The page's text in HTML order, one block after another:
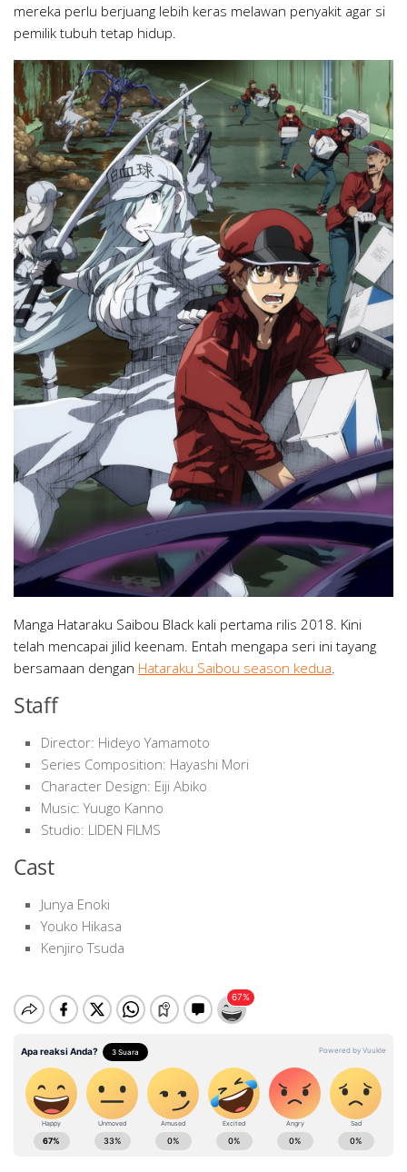
mereka perlu berjuang lebih keras melawan penyakit agar si
pemilik tubuh tetap hidup.
Manga Hataraku Saibou Black kali pertama rilis 2018. Kini
telah mencapai jilid keenam. Entah mengapa seri ini tayang
bersamaan dengan Hataraku Saibou season kedua
Staff
Director: Hideyo Yamamoto
Series Composition: Hayashi Mori
Character Design: Eiji Abiko
Music: Yuugo Kanno
Studio: LIDEN FILMS
Cast
Junya Enoki
Youko Hikasa
Kenjiro Tsuda